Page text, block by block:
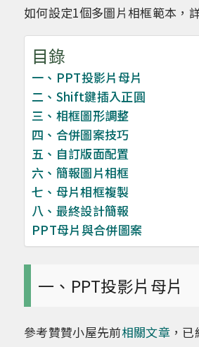
如何設定1個多圖片相框範本，
目錄
一、PPT投影片母片
二、Shift鍵插入正圓
三、相框圖形調整
四、合併圖案技巧
五、自訂版面配置
六、簡報圖片相框
七、母片相框複製
八、最終設計簡報
PPT母片與合併圖案
一、PPT投影片母片
參考贊贊小屋先前相關文章 ，